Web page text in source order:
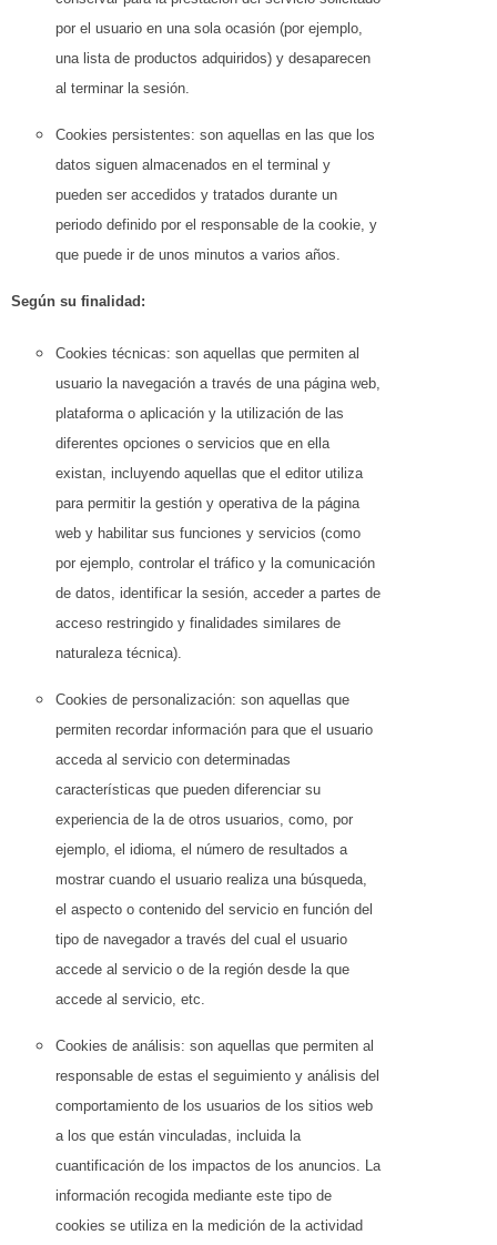
por el usuario en una sola ocasión (por ejemplo,
una lista de productos adquiridos) y desaparecen
al terminar la sesión.
Cookies persistentes: son aquellas en las que los
datos siguen almacenados en el terminal y
pueden ser accedidos y tratados durante un
periodo definido por el responsable de la cookie, y
que puede ir de unos minutos a varios años.
Según su finalidad:
Cookies técnicas: son aquellas que permiten al
usuario la navegación a través de una página web,
plataforma o aplicación y la utilización de las
diferentes opciones o servicios que en ella
existan, incluyendo aquellas que el editor utiliza
para permitir la gestión y operativa de la página
web y habilitar sus funciones y servicios (como
por ejemplo, controlar el tráfico y la comunicación
de datos, identificar la sesión, acceder a partes de
acceso restringido y finalidades similares de
naturaleza técnica).
Cookies de personalización: son aquellas que
permiten recordar información para que el usuario
acceda al servicio con determinadas
características que pueden diferenciar su
experiencia de la de otros usuarios, como, por
ejemplo, el idioma, el número de resultados a
mostrar cuando el usuario realiza una búsqueda,
el aspecto o contenido del servicio en función del
tipo de navegador a través del cual el usuario
accede al servicio o de la región desde la que
accede al servicio, etc.
Cookies de análisis: son aquellas que permiten al
responsable de estas el seguimiento y análisis del
comportamiento de los usuarios de los sitios web
a los que están vinculadas, incluida la
cuantificación de los impactos de los anuncios. La
información recogida mediante este tipo de
cookies se utiliza en la medición de la actividad